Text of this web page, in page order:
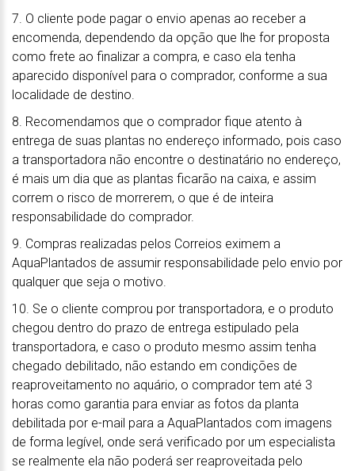
7. O cliente pode pagar o envio apenas ao receber a
encomenda, dependendo da opção que lhe for proposta
como frete ao finalizar a compra, e caso ela tenha
aparecido disponível para o comprador, conforme a sua
localidade de destino.
8. Recomendamos que o comprador fique atento à
entrega de suas plantas no endereço informado, pois caso
a transportadora não encontre o destinatário no endereço,
é mais um dia que as plantas ficarão na caixa, e assim
correm o risco de morrerem, o que é de inteira
responsabilidade do comprador.
9. Compras realizadas pelos Correios eximem a
AquaPlantados de assumir responsabilidade pelo envio por
qualquer que seja o motivo.
10. Se o cliente comprou por transportadora, e o produto
chegou dentro do prazo de entrega estipulado pela
transportadora, e caso o produto mesmo assim tenha
chegado debilitado, não estando em condições de
reaproveitamento no aquário, o comprador tem até 3
horas como garantia para enviar as fotos da planta
debilitada por e-mail para a AquaPlantados com imagens
de forma legível, onde será verificado por um especialista
se realmente ela não poderá ser reaproveitada pelo